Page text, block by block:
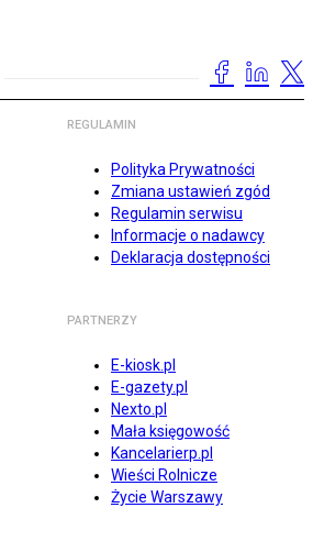
REGULAMIN
Polityka Prywatności
Zmiana ustawień zgód
Regulamin serwisu
Informacje o nadawcy
Deklaracja dostępności
PARTNERZY
E-kiosk.pl
E-gazety.pl
Nexto.pl
Mała księgowość
Kancelarierp.pl
Wieści Rolnicze
Życie Warszawy